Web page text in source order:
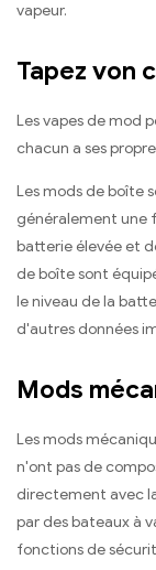
vapeur.
Tapez von
Les vapes de mod
chacun a ses
Les mods de boîte
généralement une
batterie élevée et
de boîte sont
le niveau de la
d'autres données
Mods
Les mods
n'ont pas de
directement avec
par des bateaux à
fonctions de